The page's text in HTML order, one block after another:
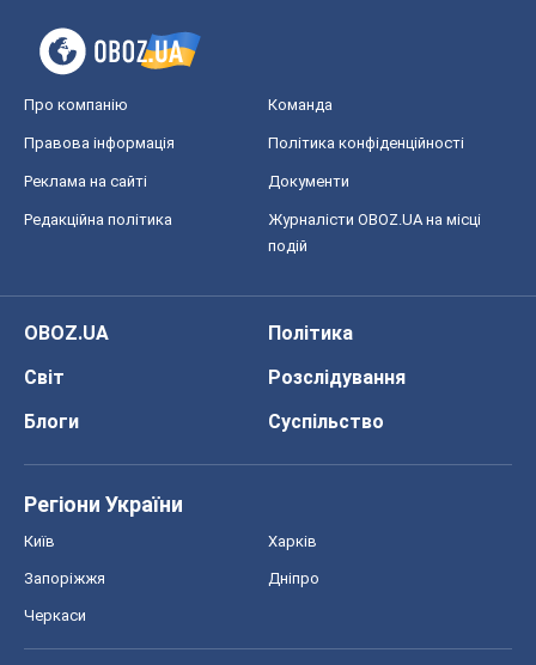
Про компанію Команда
Правова інформація Політика конфіденційності
Реклама на сайті Документи
Редакційна політика
Журналісти OBOZ.UA на місці
подій
OBOZ.UA
Політика
Світ
Розслідування
Блоги
Суспільство
Регіони України
Київ Харків
Запоріжжя Дніпро
Черкаси